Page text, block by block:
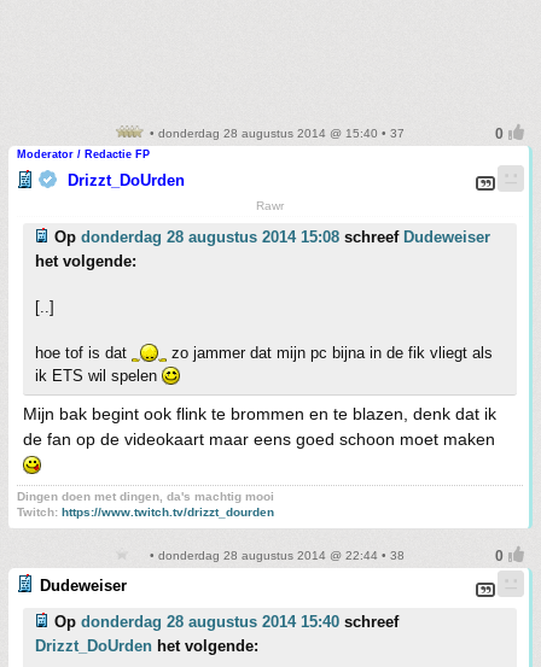
• donderdag 28 augustus 2014 @ 15:40 • 37
Moderator / Redactie FP
Drizzt_DoUrden
Rawr
Op donderdag 28 augustus 2014 15:08 schreef Dudeweiser
het volgende:
[..]
hoe tof is dat
zo jammer dat mijn pc bijna in de fik vliegt als
ik ETS wil spelen
Mijn bak begint ook flink te brommen en te blazen, denk dat ik
de fan op de videokaart maar eens goed schoon moet maken
Dingen doen met dingen, da's machtig mooi
Twitch: https://www.twitch.tv/drizzt_dourden
• donderdag 28 augustus 2014 @ 22:44 • 38
Dudeweiser
Op donderdag 28 augustus 2014 15:40 schreef
Drizzt_DoUrden het volgende: